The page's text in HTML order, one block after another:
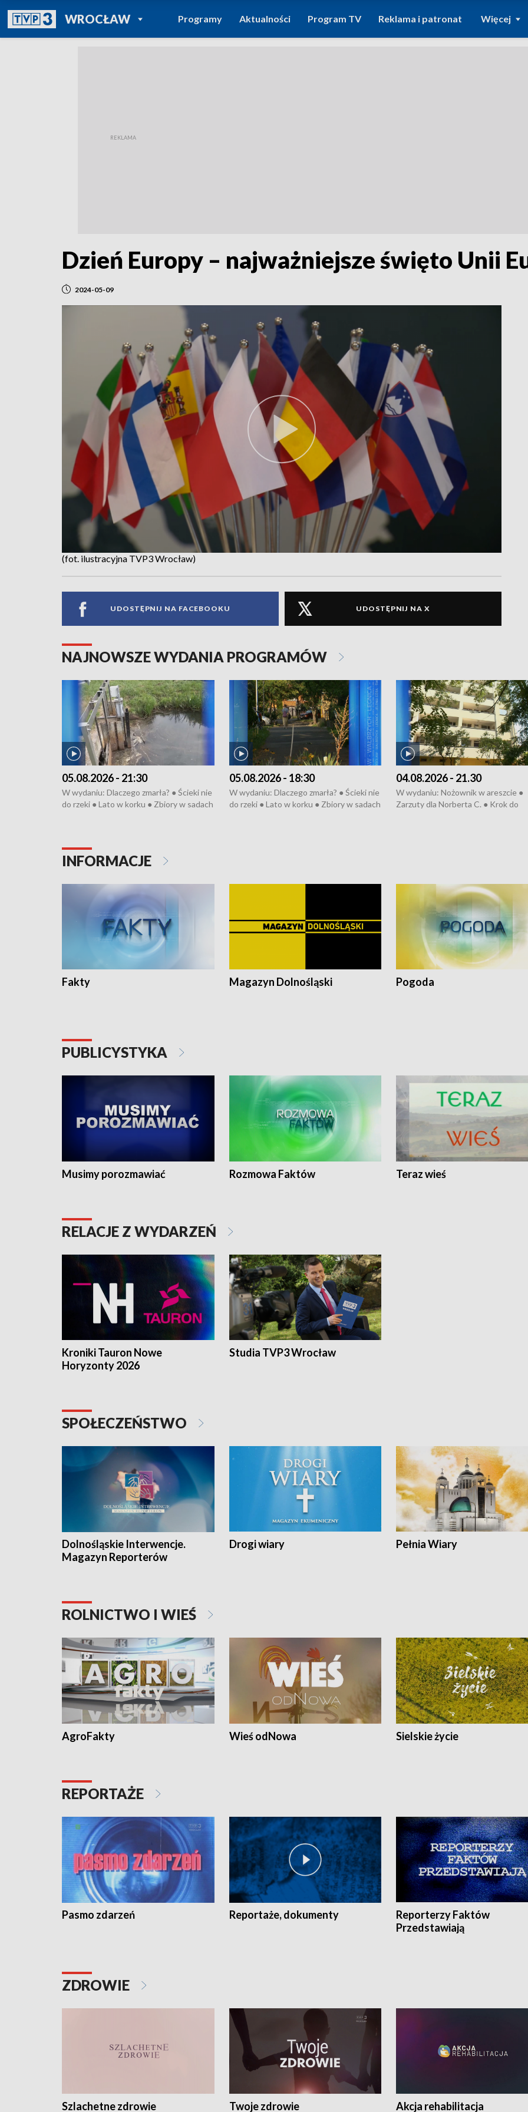
WROCŁAWPOWRÓT DO
TVP REGIONY
Programy Aktualności Program TV Reklama i patronat Więcej
Dzień Europy – najważniejsze święto Unii
2024-05-09
(fot. ilustracyjna TVP3 Wrocław)
UDOSTĘPNIJ NA FACEBOOKU UDOSTĘPNIJ NA X
NAJNOWSZE WYDANIA PROGRAMÓW
05.08.2026 - 21:30
W wydaniu: Dlaczego zmarła? ● Ścieki nie
do rzeki ● Lato w korku ● Zbiory w sadach
05.08.2026 - 18:30
W wydaniu: Dlaczego zmarła? ● Ścieki nie
do rzeki ● Lato w korku ● Zbiory w sadach
04.08.2026 - 21.30
W wydaniu: Nożownik w areszcie ●
Zarzuty dla Norberta C. ● Krok do
INFORMACJE
Fakty Magazyn Dolnośląski Pogoda
PUBLICYSTYKA
Musimy porozmawiać Rozmowa Faktów Teraz wieś
RELACJE Z WYDARZEŃ
Kroniki Tauron Nowe
Horyzonty 2026
Studia TVP3 Wrocław
SPOŁECZEŃSTWO
Dolnośląskie Interwencje.
Magazyn Reporterów
Drogi wiary Pełnia Wiary
ROLNICTWO I WIEŚ
AgroFakty Wieś odNowa Sielskie życie
REPORTAŻE
Pasmo zdarzeń Reportaże, dokumenty
Reporterzy Faktów
Przedstawiają
ZDROWIE
Szlachetne zdrowie Twoje zdrowie Akcja rehabilitacja